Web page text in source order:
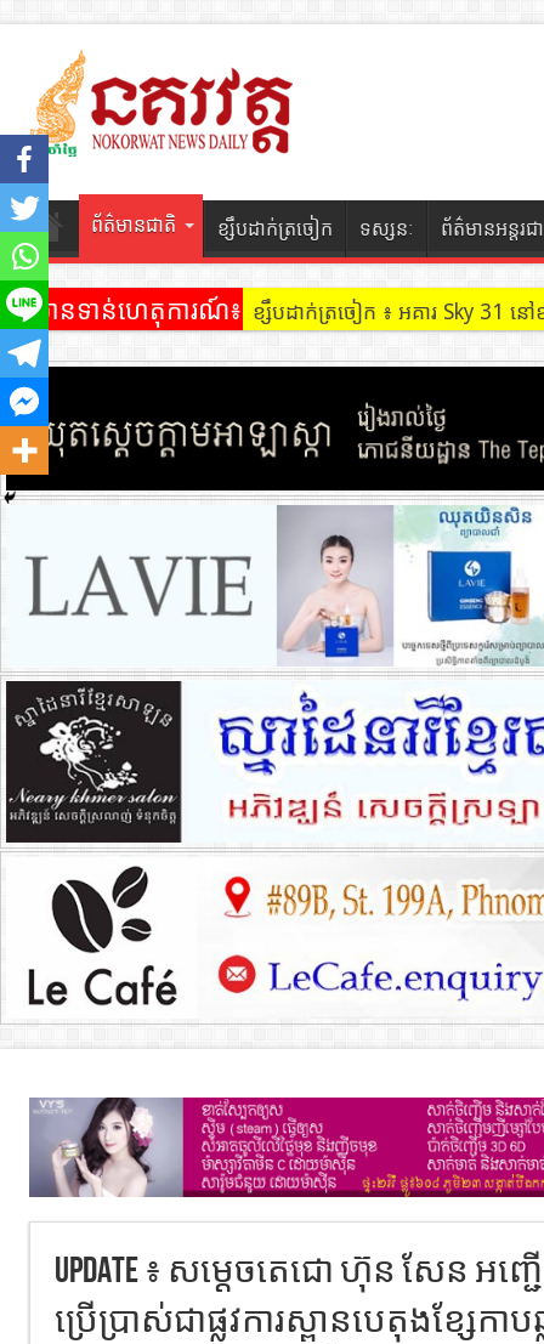
ព័ត៌មានជាតិ ខ្សឹបដាក់ត្រចៀក ទស្សនៈ ព័ត៌មានអន្តរជ
ព័ត៌មានទាន់ហេតុការណ៍៖ ខ្សឹបដាក់ត្រចៀក ៖ ដល់ករ ! ឈ្មួញដឹក
Update ៖ សម្ដេចតេជោ ហ៊ុន សែន អញ្
ប្រើប្រាស់ជាផ្លូវការស្ពានបេតុងខ្សែកា